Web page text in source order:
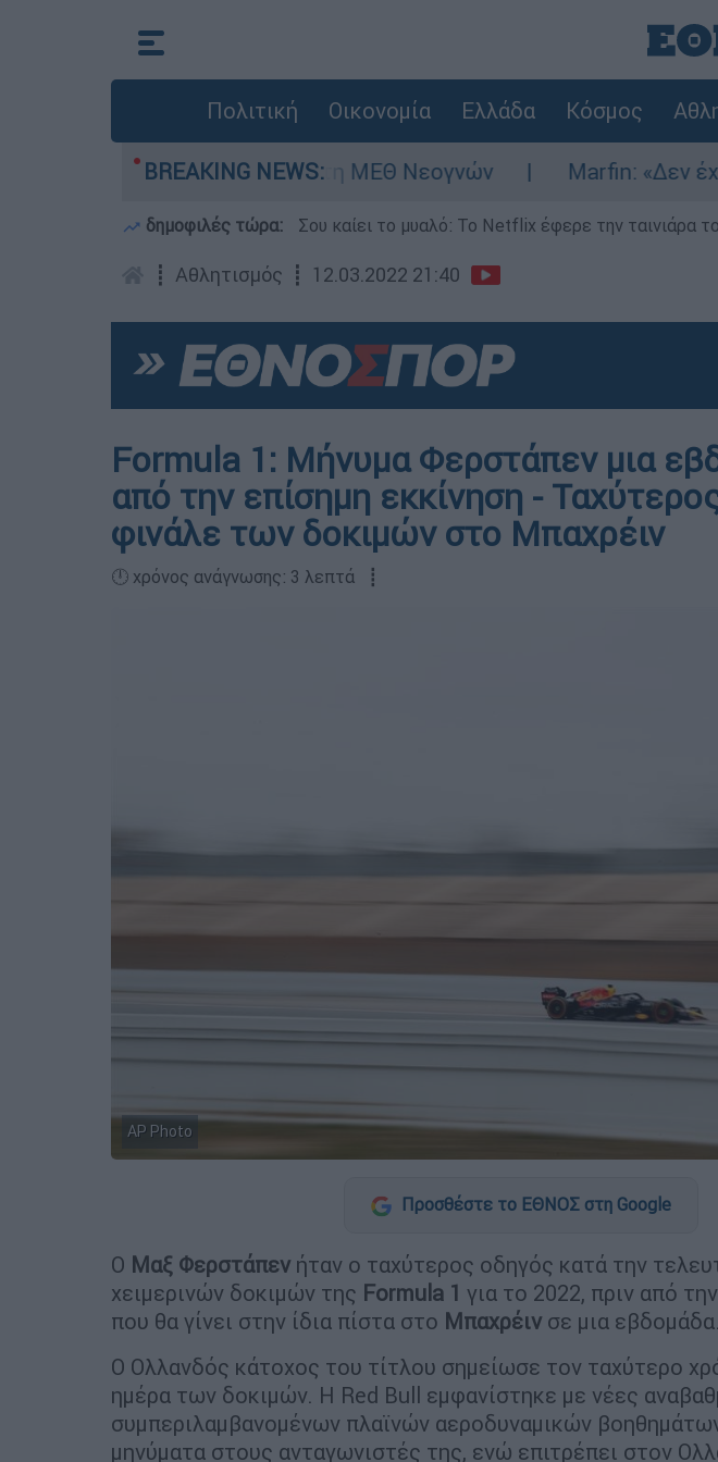
Πολιτική Οικονομία Ελλάδα Κόσμος
BREAKING NEWS:
- Νοσηλευόταν στη ΜΕΘ Νεογνών Marfin: «Δεν έχω καμία
δημοφιλές τώρα: Σου καίει το μυαλό: Το Netflix έφερε την ταινιάρα
┋ Αθλητισμός ┋ 12.03.2022 21:40
Formula 1: Μήνυμα Φερστάπεν μια
από την επίσημη εκκίνηση -
φινάλε των δοκιμών στο Μπαχρέιν
🕛 χρόνος ανάγνωσης: 3 λεπτά ┋
AP Photo
Προσθέστε το ΕΘΝΟΣ στη Google
Ο Μαξ Φερστάπεν ήταν ο ταχύτερος οδηγός κατά την
χειμερινών δοκιμών της Formula 1 για το 2022, πριν από
που θα γίνει στην ίδια πίστα στο Μπαχρέιν σε μια εβδομάδα.
Ο Ολλανδός κάτοχος του τίτλου σημείωσε τον ταχύτερο
ημέρα των δοκιμών. Η Red Bull εμφανίστηκε με νέες
συμπεριλαμβανομένων πλαϊνών αεροδυναμικών
μηνύματα στους ανταγωνιστές της, ενώ επιτρέπει στον